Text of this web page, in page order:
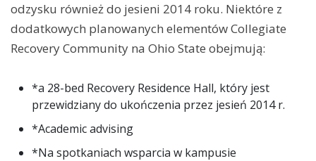
odzysku również do jesieni 2014 roku. Niektóre z
dodatkowych planowanych elementów Collegiate
Recovery Community na Ohio State obejmują:
*a 28-bed Recovery Residence Hall, który jest
przewidziany do ukończenia przez jesień 2014 r.
*Academic advising
*Na spotkaniach wsparcia w kampusie